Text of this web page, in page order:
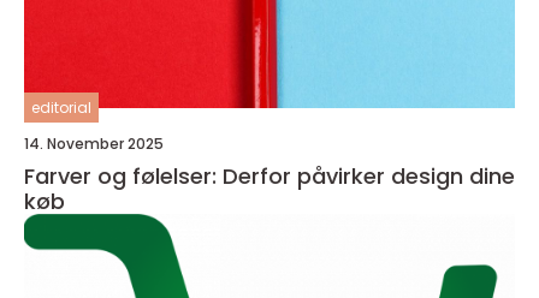
editorial
14. November 2025
Farver og følelser: Derfor påvirker design dine
køb